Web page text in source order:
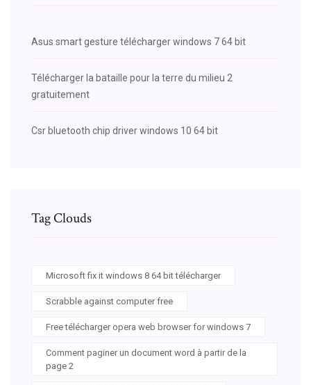
Asus smart gesture télécharger windows 7 64 bit
Télécharger la bataille pour la terre du milieu 2
gratuitement
Csr bluetooth chip driver windows 10 64 bit
Tag Clouds
Microsoft fix it windows 8 64 bit télécharger
Scrabble against computer free
Free télécharger opera web browser for windows 7
Comment paginer un document word à partir de la
page 2